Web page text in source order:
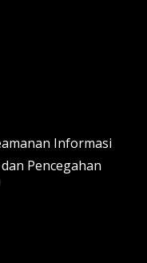
Informasi
Pencegahan